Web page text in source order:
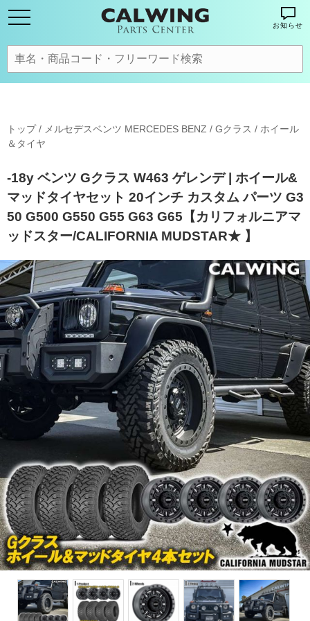
お知らせ
トップ/ メルセデスベンツ MERCEDES BENZ / Gクラス / ホイール
＆タイヤ
-18y ベンツ Gクラス W463 ゲレンデ | ホイール&
マッドタイヤセット 20インチ カスタム パーツ G3
50 G500 G550 G55 G63 G65【カリフォルニアマ
ッドスター/CALIFORNIA MUDSTAR★ 】